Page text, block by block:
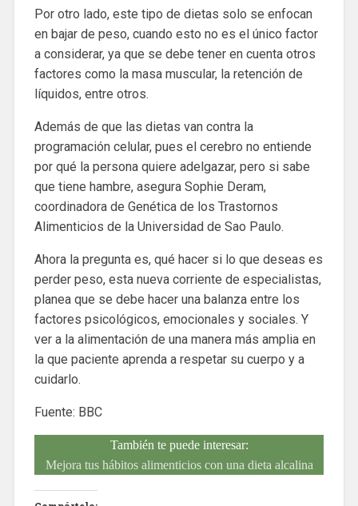
Por otro lado, este tipo de dietas solo se enfocan
en bajar de peso, cuando esto no es el único factor
a considerar, ya que se debe tener en cuenta otros
factores como la masa muscular, la retención de
líquidos, entre otros.
Además de que las dietas van contra la
programación celular, pues el cerebro no entiende
por qué la persona quiere adelgazar, pero si sabe
que tiene hambre, asegura Sophie Deram,
coordinadora de Genética de los Trastornos
Alimenticios de la Universidad de Sao Paulo.
Ahora la pregunta es, qué hacer si lo que deseas es
perder peso, esta nueva corriente de especialistas,
planea que se debe hacer una balanza entre los
factores psicológicos, emocionales y sociales. Y
ver a la alimentación de una manera más amplia en
la que paciente aprenda a respetar su cuerpo y a
cuidarlo.
Fuente: BBC
También te puede interesar:
Mejora tus hábitos alimenticios con una dieta alcalina